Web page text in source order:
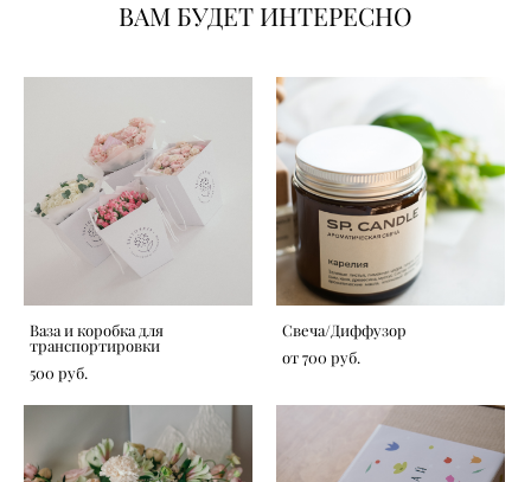
ВАМ БУДЕТ ИНТЕРЕСНО
Ваза и коробка для
транспортировки
500 pуб.
Свеча/Диффузор
от 700 pуб.